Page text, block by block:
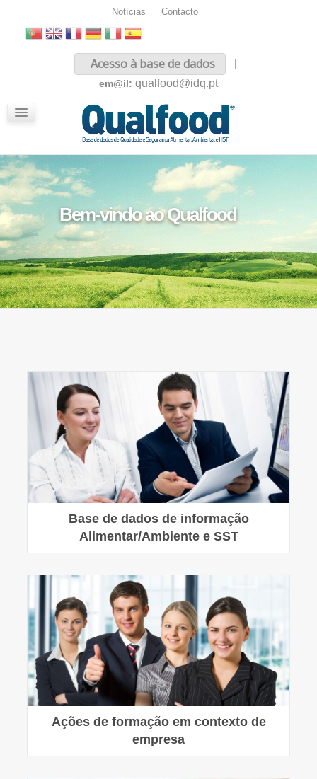
Notícias Contacto
Acesso à base de dados
|
em@il: qualfood@idq.pt
Legislação Nacional e Comunitária
Bem-vindo ao Qualfood
Base de dados de informação
Alimentar/Ambiente e SST
Ações de formação em contexto de
empresa